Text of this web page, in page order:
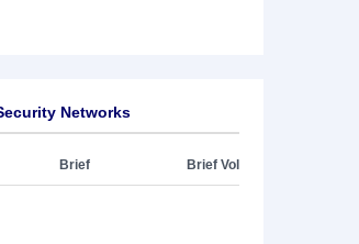
Networks
Brief Brief Vol